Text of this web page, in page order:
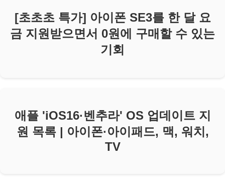
[초초초 특가] 아이폰 SE3를 한 달 요
금 지원받으면서 0원에 구매할 수 있는
기회
애플 'iOS16·벤추라' OS 업데이트 지
원 목록 | 아이폰·아이패드, 맥, 워치,
TV